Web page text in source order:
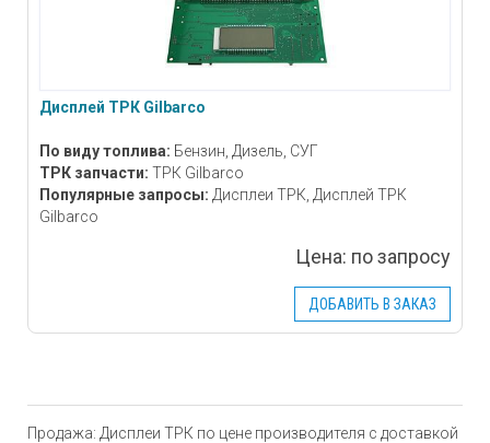
Дисплей ТРК Gilbarco
По виду топлива: Бензин, Дизель, СУГ
ТРК запчасти: ТРК Gilbarco
Популярные запросы: Дисплеи ТРК, Дисплей ТРК
Gilbarco
Цена: по запросу
ДОБАВИТЬ В ЗАКАЗ
Продажа: Дисплеи ТРК по цене производителя с доставкой